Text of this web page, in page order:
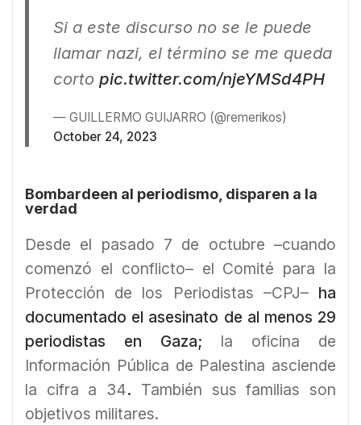
Si a este discurso no se le puede
llamar nazi, el término se me queda
corto pic.twitter.com/njeYMSd4PH
— GUILLERMO GUIJARRO (@remerikos)
October 24, 2023
Bombardeen al periodismo, disparen a la
verdad
Desde el pasado 7 de octubre –cuando
comenzó el conflicto– el Comité para la
Protección de los Periodistas –CPJ– ha
documentado el asesinato de al menos 29
periodistas en Gaza; la oficina de
Información Pública de Palestina asciende
la cifra a 34. También sus familias son
objetivos militares.